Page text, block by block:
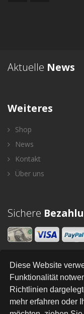
Diese Website
Funktionalität
Richtlinien
mehr erfahren oder
Aktuelle News
Weiteres
Shop
News
Kontakt
Über uns
Sichere
Newsletter